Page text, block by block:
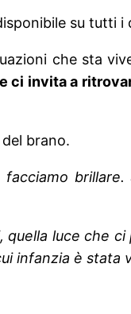
su tutti i
che sta
ci invita a
brano.
brillare.
luce che
infanzia è stata